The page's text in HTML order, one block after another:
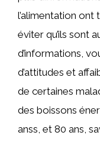
l’alimentation ont
éviter qu’ils sont
d’informations,
d’attitudes et
de certaines
des boissons
anss, et 80 ans,